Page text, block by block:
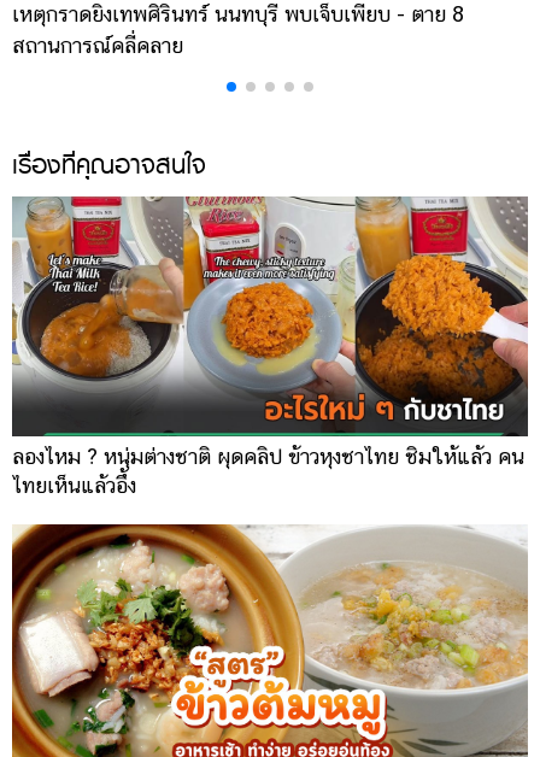
เหตุกราดยิงเทพศิรินทร์ นนทบุรี พบเจ็บเพียบ - ตาย 8
สถานการณ์คลี่คลาย
เรื่องที่คุณอาจสนใจ
ลองไหม ? หนุ่มต่างชาติ ผุดคลิป ข้าวหุงชาไทย ชิมให้แล้ว คน
ไทยเห็นแล้วอึ้ง